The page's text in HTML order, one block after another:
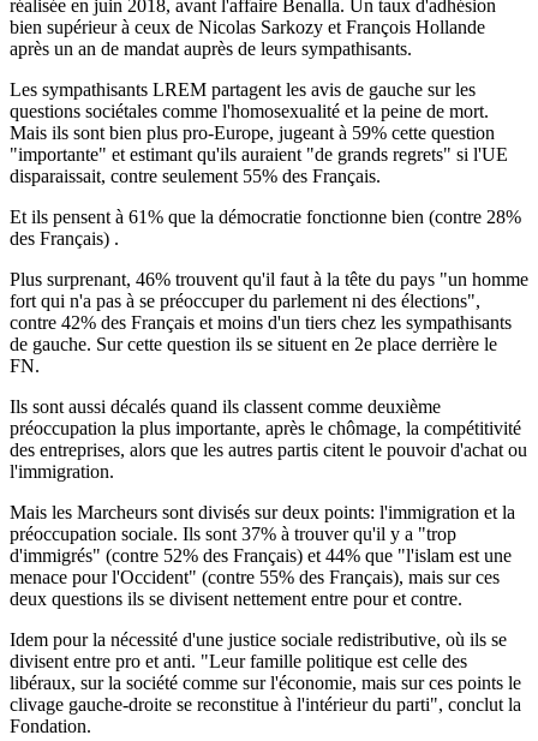
réalisée en juin 2018, avant l'affaire Benalla. Un taux d'adhésion
bien supérieur à ceux de Nicolas Sarkozy et François Hollande
après un an de mandat auprès de leurs sympathisants.
Les sympathisants LREM partagent les avis de gauche sur les
questions sociétales comme l'homosexualité et la peine de mort.
Mais ils sont bien plus pro-Europe, jugeant à 59% cette question
"importante" et estimant qu'ils auraient "de grands regrets" si l'UE
disparaissait, contre seulement 55% des Français.
Et ils pensent à 61% que la démocratie fonctionne bien (contre 28%
des Français) .
Plus surprenant, 46% trouvent qu'il faut à la tête du pays "un homme
fort qui n'a pas à se préoccuper du parlement ni des élections",
contre 42% des Français et moins d'un tiers chez les sympathisants
de gauche. Sur cette question ils se situent en 2e place derrière le
FN.
Ils sont aussi décalés quand ils classent comme deuxième
préoccupation la plus importante, après le chômage, la compétitivité
des entreprises, alors que les autres partis citent le pouvoir d'achat ou
l'immigration.
Mais les Marcheurs sont divisés sur deux points: l'immigration et la
préoccupation sociale. Ils sont 37% à trouver qu'il y a "trop
d'immigrés" (contre 52% des Français) et 44% que "l'islam est une
menace pour l'Occident" (contre 55% des Français), mais sur ces
deux questions ils se divisent nettement entre pour et contre.
Idem pour la nécessité d'une justice sociale redistributive, où ils se
divisent entre pro et anti. "Leur famille politique est celle des
libéraux, sur la société comme sur l'économie, mais sur ces points le
clivage gauche-droite se reconstitue à l'intérieur du parti", conclut la
Fondation.